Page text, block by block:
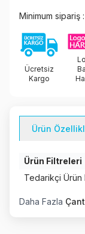
Minimum sipariş
Ücretsiz
Kargo
Ürün
Ürün Filtreleri
Tedarikçi Ürün
Daha Fazla